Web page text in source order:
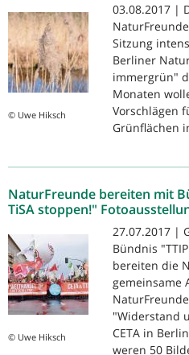
© Uwe Hiksch
03.08.2017 |
Sitzung
Berliner
immergrün"
Monaten
Vorschlägen
Grünflächen
NaturFreunde bereiten mit
TiSA stoppen!"
© Uwe Hiksch
27.07.2017 |
Bündnis
bereiten die
gemeinsame
"Widerstand
CETA in
weren 50